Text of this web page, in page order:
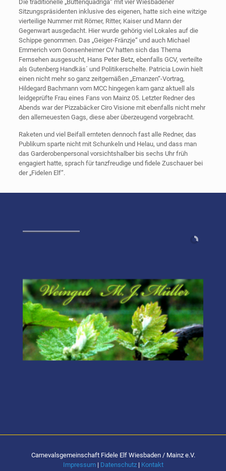
Die traditionelle „Büttenquadriga“ mit vier Wiesbadener
Sitzungspräsidenten inklusive des eigenen, hatte sich eine witzige
vierteilige Nummer mit Römer, Ritter, Kaiser und Mann der
Gegenwart ausgedacht. Hier wurde gehörig viel Lokales auf die
Schippe genommen. Das „Geiger-Fränzje“ und auch Michael
Emmerich vom Gonsenheimer CV hatten sich das Thema
Fernsehen ausgesucht, Hans Peter Betz, ebenfalls GCV, verteilte
als Gutenberg Handkäs´ und Politikerschelte. Patricia Lowin hielt
einen nicht mehr so ganz zeitgemäßen „Emanzen“-Vortrag,
Hildegard Bachmann vom MCC hingegen kam ganz aktuell als
leidgeprüfte Frau eines Fans von Mainz 05. Letzter Redner des
Abends war der Pizzabäcker Ciro Visione mit ebenfalls nicht mehr
den allerneuesten Gags, diese aber überzeugend vorgebracht.
Raketen und viel Beifall ernteten dennoch fast alle Redner, das
Publikum sparte nicht mit Schunkeln und Helau, und dass man
das Garderobenpersonal vorsichtshalber bis sechs Uhr früh
engagiert hatte, sprach für tanzfreudige und fidele Zuschauer bei
der „Fidelen Elf“.
Carnevalsgemeinschaft Fidele Elf Wiesbaden / Mainz e.V.
Impressum | Datenschutz| Kontakt